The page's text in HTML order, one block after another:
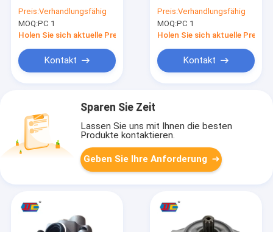
Kolbenpumpe
Preis:Verhandlungsfähig
MOQ:PC 1
Holen Sie sich aktuelle Preis
Kontakt
PC78US-6 Gang-
Zahnradeingriff
Preis:Verhandlungsfähig
MOQ:PC 1
Holen Sie sich aktuelle Preis
Kontakt
Sparen Sie Zeit
Lassen Sie uns mit Ihnen die besten
Produkte kontaktieren.
Geben Sie Ihre Anforderung